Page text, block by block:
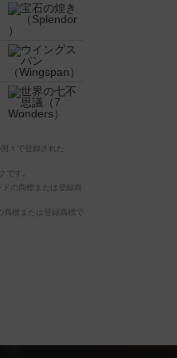
々で登録された
です。
の商標または登録商
標または登録商標で